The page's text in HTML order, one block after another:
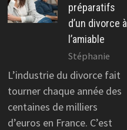
préparatifs
d’un divorce à
l’amiable
Stéphanie
L’industrie du divorce fait
tourner chaque année des
centaines de milliers
d’euros en France. C’est